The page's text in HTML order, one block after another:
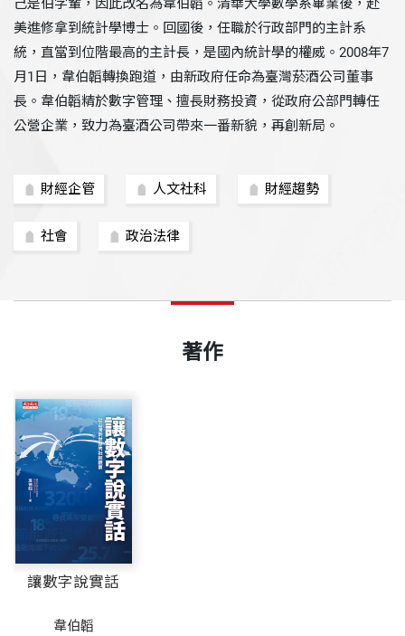
美進修拿到統計學博士。回國後，任職於行政部門的主計系
統，直當到位階最高的主計長，是國內統計學的權威。2008年7
月1日，韋伯韜轉換跑道，由新政府任命為臺灣菸酒公司董事
長。韋伯韜精於數字管理、擅長財務投資，從政府公部門轉任
公營企業，致力為臺酒公司帶來一番新貌，再創新局。
財經企管 人文社科 財經趨勢
社會 政治法律
著作
讓數字說實話
韋伯韜